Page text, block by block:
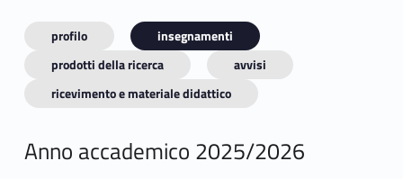
profilo
insegnamenti
prodotti della ricerca
avvisi
ricevimento e materiale didattico
Anno accademico 2025/2026